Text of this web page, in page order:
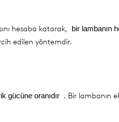
hesaba katarak, bir lambanın
edilen yöntemdir.
gücüne oranıdır . Bir lambanın